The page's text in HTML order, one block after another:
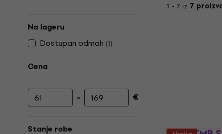
Na lageru
Dostupan odmah (1)
Cena
Minimalna cena
- Maksimalna cena
€
Stanje robe
1 - 7 iz 7